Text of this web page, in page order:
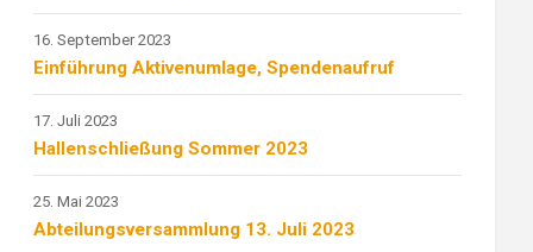
Einführung Aktivenumlage, Spendenaufruf
16. September 2023
Hallenschließung Sommer 2023
17. Juli 2023
Abteilungsversammlung 13. Juli 2023
25. Mai 2023